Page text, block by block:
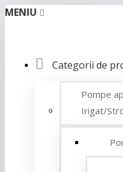
MENIU
Categorii de
Pompe
Irigat/